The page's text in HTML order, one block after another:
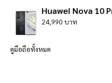
Huawei Nova 10
24,990 บาท
ดูมือถือทั้งหมด